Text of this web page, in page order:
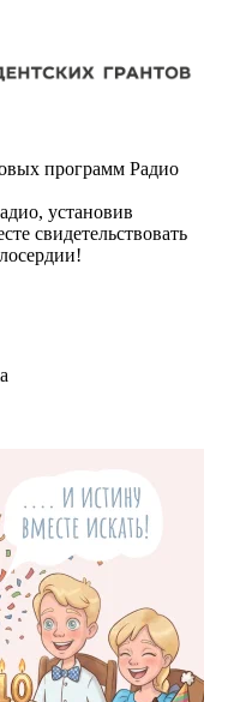
программ Радио
установив
свидетельствовать